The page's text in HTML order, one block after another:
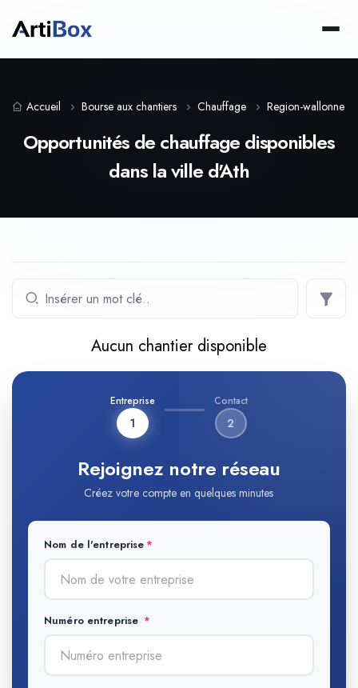
Accueil Bourse aux chantiers Chauffage Region-wallonne
Opportunités de chauffage disponibles
dans la ville d'Ath
Aucun chantier disponible
Entreprise
1
Contact
2
Rejoignez notre réseau
Créez votre compte en quelques minutes
Nom de l'entreprise
Numéro entreprise